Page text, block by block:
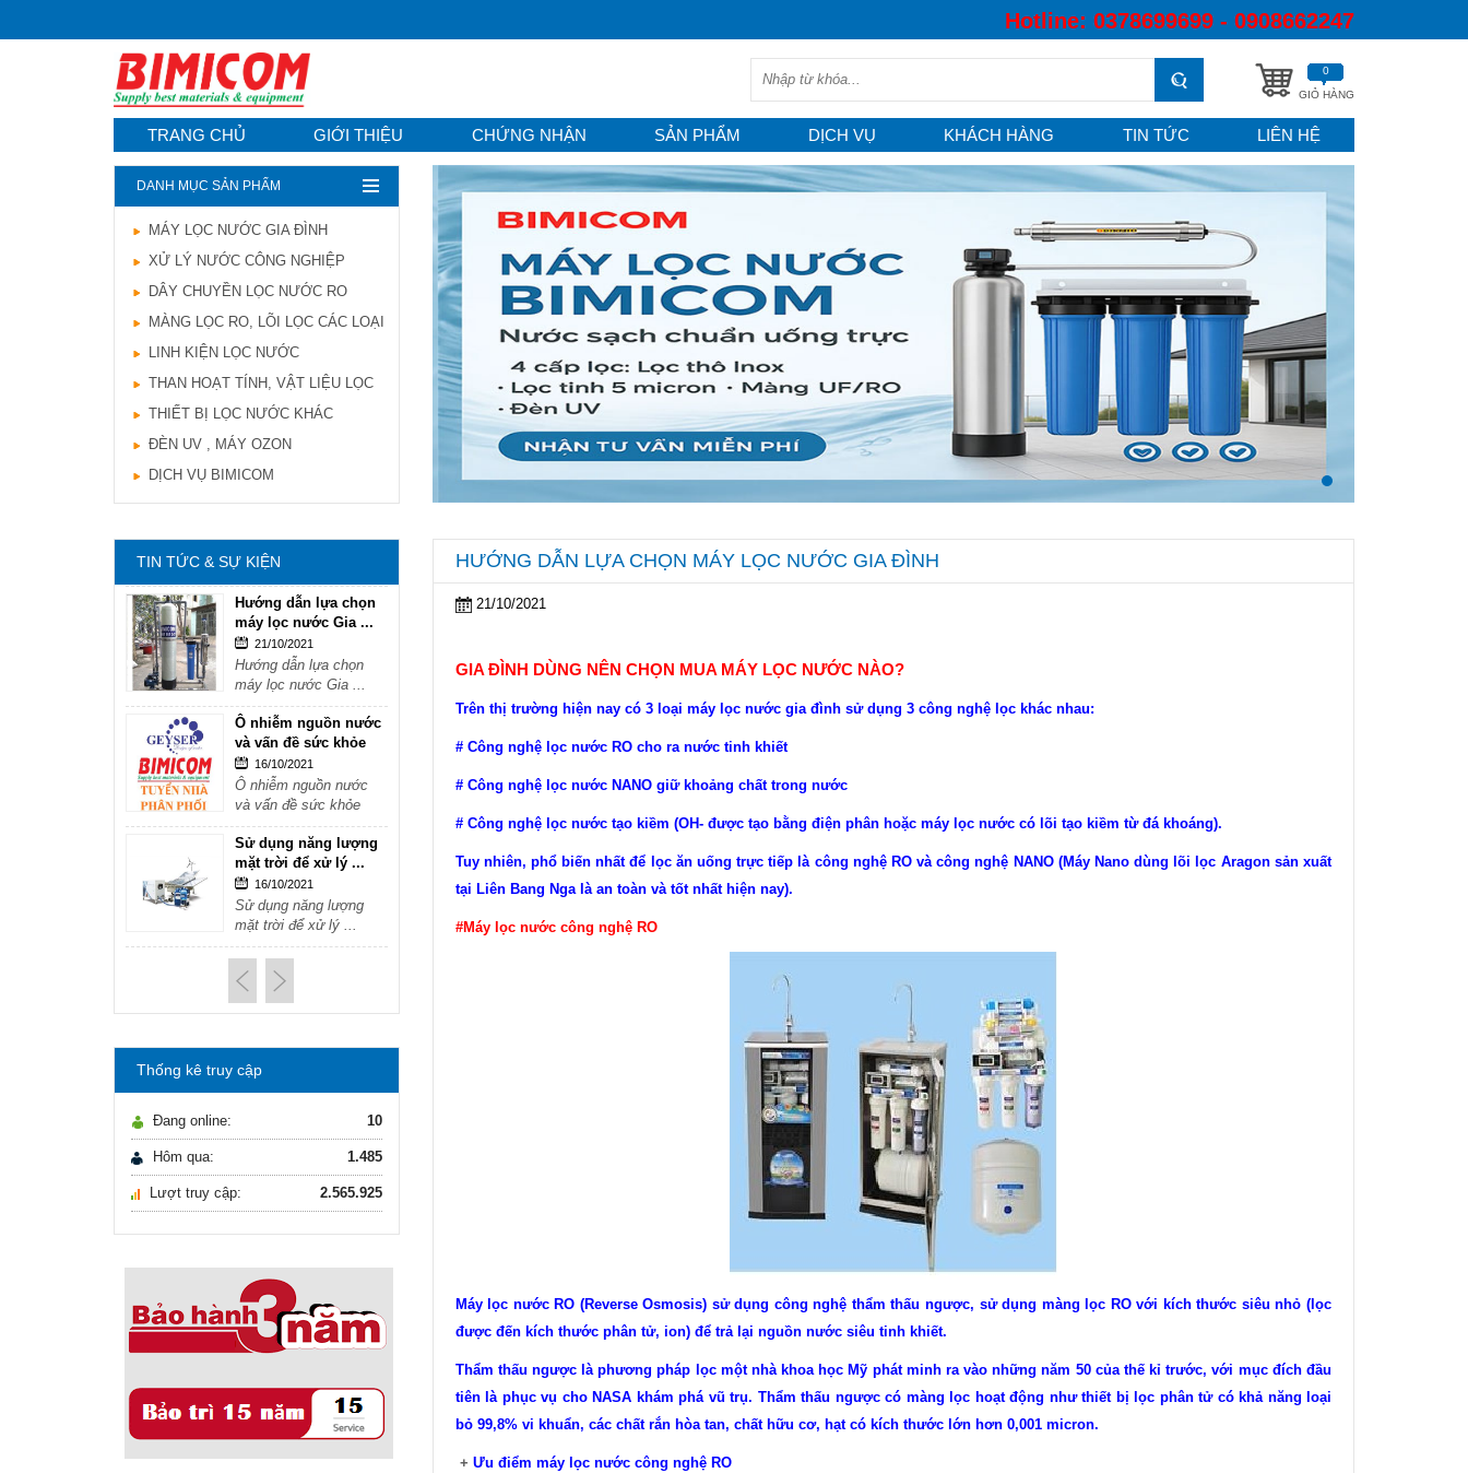
Hotline: 0378699699 - 0908662247
GIỎ HÀNG
0
TRANG CHỦ GIỚI THIỆU CHỨNG NHẬN SẢN PHẨM DỊCH VỤ KHÁCH HÀNG TIN TỨC LIÊN HỆ
DANH MỤC SẢN PHẨM
MÁY LỌC NƯỚC GIA ĐÌNH
XỬ LÝ NƯỚC CÔNG NGHIỆP
DÂY CHUYỀN LỌC NƯỚC RO
MÀNG LỌC RO, LÕI LỌC CÁC LOẠI
LINH KIỆN LỌC NƯỚC
THAN HOẠT TÍNH, VẬT LIỆU LỌC
THIẾT BỊ LỌC NƯỚC KHÁC
ĐÈN UV , MÁY OZON
DỊCH VỤ BIMICOM
TIN TỨC & SỰ KIỆN
máy lọc nước Gia ...
21/10/2021
máy lọc nước Gia ...
Ô nhiễm nguồn nước
và vấn đề sức khỏe
16/10/2021
và vấn đề sức khỏe
Sử dụng năng lượng
mặt trời để xử lý ...
Sử dụng năng lượng
mặt trời để xử lý ...
Hướng dẫn lựa chọn
máy lọc nước Gia ...
21/10/2021
Hướng dẫn lựa chọn
máy lọc nước Gia ...
Ô nhiễm nguồn nước
và vấn đề sức khỏe
16/10/2021
Ô nhiễm nguồn nước
và vấn đề sức khỏe
Sử dụng năng lượng
mặt trời để xử lý ...
16/10/2021
Sử dụng năng lượng
mặt trời để xử lý ...
Hướng dẫn lựa chọn
máy lọc nước Gia ...
21/10/2021
máy lọc nước Gia ...
Ô nhiễm nguồn nước
và vấn đề sức khỏe
Sử dụng năng lượng
mặt trời để xử lý ...
Thống kê truy cập
Đang online: 10
Hôm qua: 1.485
Lượt truy cập: 2.565.925
HƯỚNG DẪN LỰA CHỌN MÁY LỌC NƯỚC GIA ĐÌNH
21/10/2021
GIA ĐÌNH DÙNG NÊN CHỌN MUA MÁY LỌC NƯỚC NÀO?
Trên thị trường hiện nay có 3 loại máy lọc nước gia đình sử dụng 3 công nghệ lọc khác nhau:
# Công nghệ lọc nước RO cho ra nước tinh khiết
# Công nghệ lọc nước NANO giữ khoảng chất trong nước
# Công nghệ lọc nước tạo kiềm (OH- được tạo bằng điện phân hoặc máy lọc nước có lõi tạo kiềm từ đá khoáng).
Tuy nhiên, phổ biến nhất để lọc ăn uống trực tiếp là công nghệ RO và công nghệ NANO (Máy Nano dùng lõi lọc Aragon sản xuất
tại Liên Bang Nga là an toàn và tốt nhất hiện nay).
#Máy lọc nước công nghệ RO
Máy lọc nước RO (Reverse Osmosis) sử dụng công nghệ thẩm thấu ngược, sử dụng màng lọc RO với kích thước siêu nhỏ (lọc
được đến kích thước phân tử, ion) để trả lại nguồn nước siêu tinh khiết.
Thẩm thấu ngược là phương pháp lọc một nhà khoa học Mỹ phát minh ra vào những năm 50 của thế kỉ trước, với mục đích đầu
tiên là phục vụ cho NASA khám phá vũ trụ. Thẩm thấu ngược có màng lọc hoạt động như thiết bị lọc phân tử có khả năng loại
bỏ 99,8% vi khuẩn, các chất rắn hòa tan, chất hữu cơ, hạt có kích thước lớn hơn 0,001 micron.
+ Ưu điểm máy lọc nước công nghệ RO